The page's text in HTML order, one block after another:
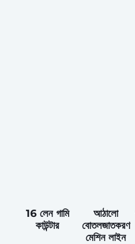
16 লেন গামি
কাউন্টার
আঠালো
বোতলজাতকরণ
মেশিন লাইন